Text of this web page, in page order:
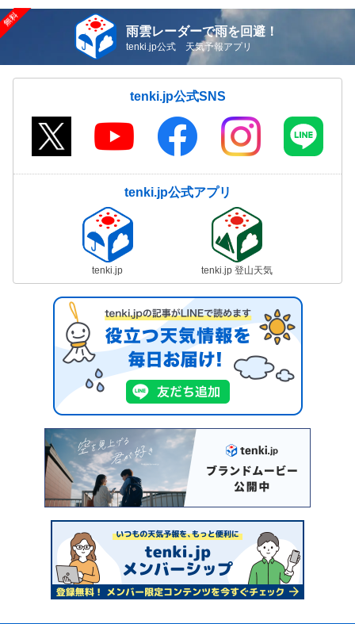
雨雲レーダーで雨を回避！
tenki.jp公式 天気予報アプリ
tenki.jp公式SNS
tenki.jp公式アプリ
tenki.jp tenki.jp 登山天気